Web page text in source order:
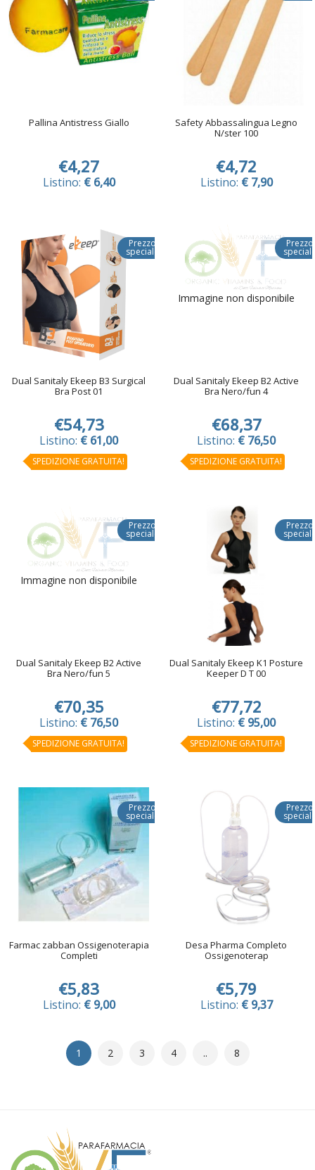
Pallina Antistress Giallo
€4,27
Listino: € 6,40
Safety Abbassalingua Legno
N/ster 100
€4,72
Listino: € 7,90
Prezzo
speciale
Dual Sanitaly Ekeep B3 Surgical
Bra Post 01
€54,73
Listino: € 61,00
SPEDIZIONE GRATUITA!
Immagine non disponibile
Prezzo
Dual Sanitaly Ekeep B2 Active
Bra Nero/fun 4
€68,37
Listino: € 76,50
SPEDIZIONE GRATUITA!
Immagine non disponibile
Prezzo
speciale
Dual Sanitaly Ekeep B2 Active
Bra Nero/fun 5
€70,35
Listino: € 76,50
SPEDIZIONE GRATUITA!
Prezzo
Dual Sanitaly Ekeep K1 Posture
Keeper D T 00
€77,72
Listino: € 95,00
SPEDIZIONE GRATUITA!
Prezzo
speciale
Farmac zabban Ossigenoterapia
Completi
€5,83
Listino: € 9,00
Prezzo
Desa Pharma Completo
Ossigenoterap
€5,79
Listino: € 9,37
1 2 3 4 .. 8